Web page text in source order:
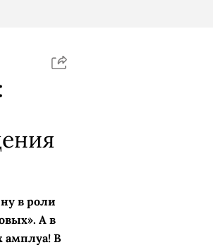
в роли
А в
амплуа! В